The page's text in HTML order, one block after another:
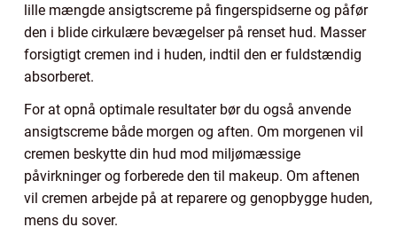
lille mængde ansigtscreme på fingerspidserne og påfør
den i blide cirkulære bevægelser på renset hud. Masser
forsigtigt cremen ind i huden, indtil den er fuldstændig
absorberet.
For at opnå optimale resultater bør du også anvende
ansigtscreme både morgen og aften. Om morgenen vil
cremen beskytte din hud mod miljømæssige
påvirkninger og forberede den til makeup. Om aftenen
vil cremen arbejde på at reparere og genopbygge huden,
mens du sover.